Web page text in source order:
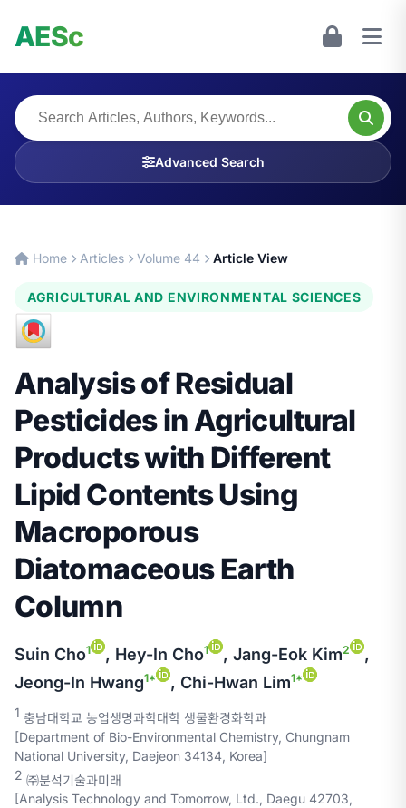
AESc
Advanced Search
Home Articles Volume 44 Article View
AGRICULTURAL AND ENVIRONMENTAL SCIENCES
Analysis of Residual
Pesticides in Agricultural
Products with Different
Lipid Contents Using
Macroporous
Diatomaceous Earth
Column
Suin Cho1 , Hey-In Cho1 , Jang-Eok Kim2
,
Jeong-In Hwang1* , Chi-Hwan Lim1*
1 충남대학교 농업생명과학대학 생물환경화학과
[Department of Bio-Environmental Chemistry, Chungnam
National University, Daejeon 34134, Korea]
2 ㈜분석기술과미래
[Analysis Technology and Tomorrow, Ltd., Daegu 42703,